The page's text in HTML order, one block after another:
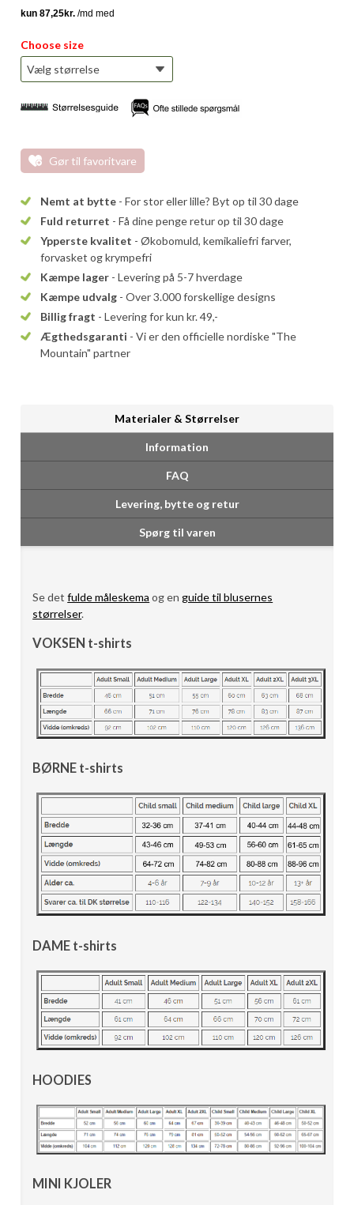
Choose size
Gør til favoritvare
Nemt at bytte - For stor eller lille? Byt op til 30 dage
Fuld returret - Få dine penge retur op til 30 dage
Ypperste kvalitet - Økobomuld, kemikaliefri farver,
forvasket og krympefri
Kæmpe lager - Levering på 5-7 hverdage
Kæmpe udvalg - Over 3.000 forskellige designs
Billig fragt - Levering for kun kr. 49,-
Ægthedsgaranti - Vi er den officielle nordiske "The
Mountain" partner
Materialer & Størrelser
Information
FAQ
Levering, bytte og retur
Spørg til varen
Se detfulde måleskema og enguide til blusernes
størrelser.
VOKSEN t-shirts
BØRNE t-shirts
DAME t-shirts
HOODIES
MINI KJOLER